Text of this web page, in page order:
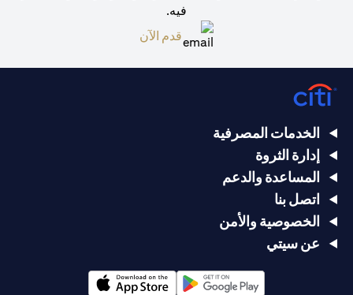
فيه.
قدم الآن
الخدمات المصرفية
إدارة الثروة
المساعدة والدعم
اتصل بنا
الخصوصية والأمن
عن سيتي